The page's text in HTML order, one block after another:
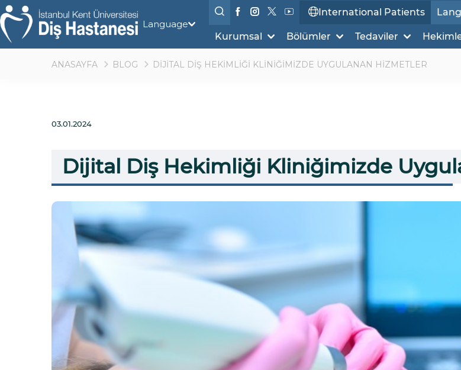
Language
International Patients
Kurumsal Bölümler Tedaviler
ANASAYFA BLOG DİJİTAL DİŞ HEKİMLİĞİ KLİNİĞİMİZDE UYGULANAN HİZMETLER
03.01.2024
Dijital Diş Hekimliği Kliniğimizde